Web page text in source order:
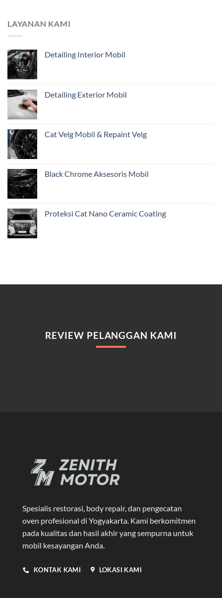
Pemilik
dari
Pentingnya
dari
LAYANAN KAMI
Detailing Interior Mobil
Detailing Exterior Mobil
Cat Velg Mobil & Repaint Velg
Black Chrome Aksesoris Mobil
Proteksi Cat Nano Ceramic Coating
REVIEW PELANGGAN KAMI
Spesialis restorasi, body repair, dan pengecatan
oven profesional di Yogyakarta. Kami berkomitmen
pada kualitas dan hasil akhir yang sempurna untuk
mobil kesayangan Anda.
KONTAK KAMI LOKASI KAMI